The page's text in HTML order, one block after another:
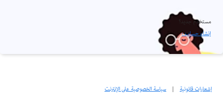
مستخدم جديد؟
إنشاء حساب ›
إشعارات قانونية | سياسة الخصوصية على الإنترنت